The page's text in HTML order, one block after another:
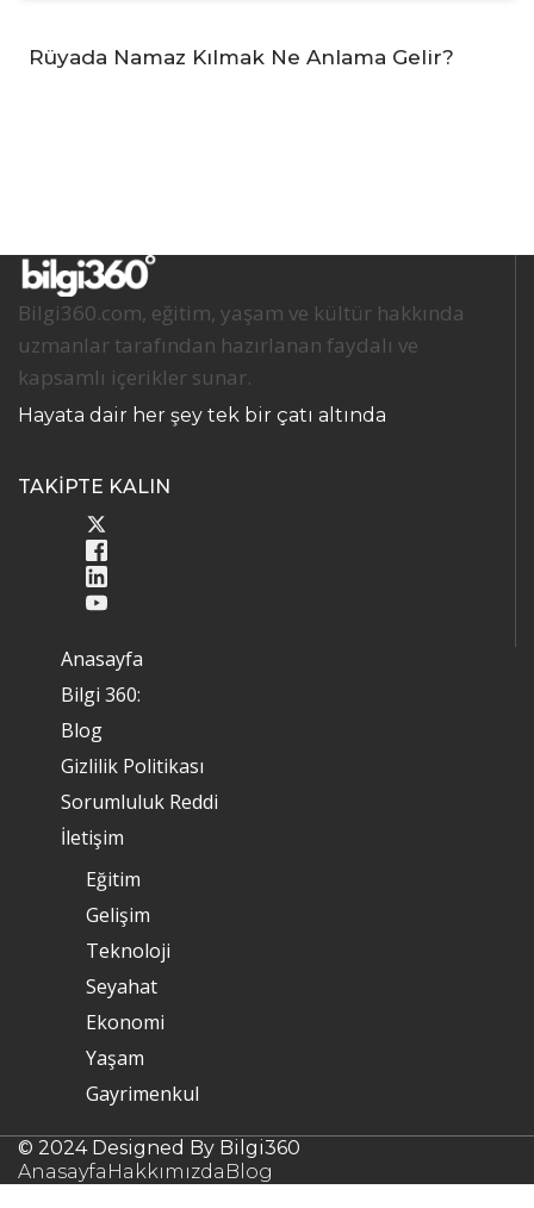
Rüyada Namaz Kılmak Ne Anlama Gelir?
Bilgi360.com, eğitim, yaşam ve kültür hakkında
uzmanlar tarafından hazırlanan faydalı ve
kapsamlı içerikler sunar.
Hayata dair her şey tek bir çatı altında
TAKİPTE KALIN
Anasayfa
Bilgi 360:
Blog
Gizlilik Politikası
Sorumluluk Reddi
İletişim
Eğitim
Gelişim
Teknoloji
Seyahat
Ekonomi
Yaşam
Gayrimenkul
© 2024 Designed By Bilgi360
Anasayfa Hakkımızda Blog